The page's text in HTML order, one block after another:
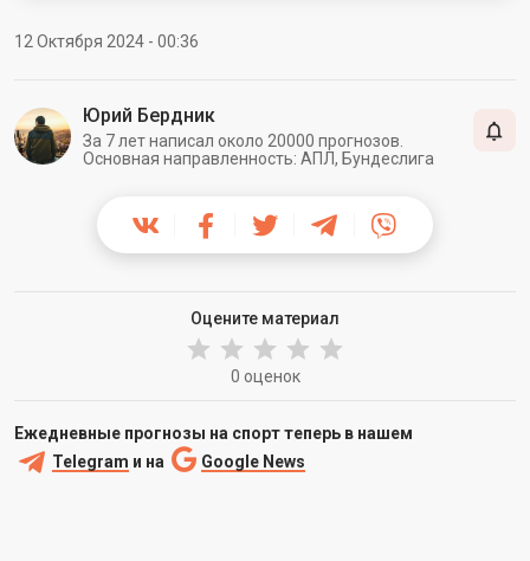
12 Октября 2024 - 00:36
Юрий Бердник
За 7 лет написал около 20000 прогнозов.
Основная направленность: АПЛ, Бундеслига
Оцените материал
0 оценок
Ежедневные прогнозы на спорт теперь в нашем
Telegram и на Google News